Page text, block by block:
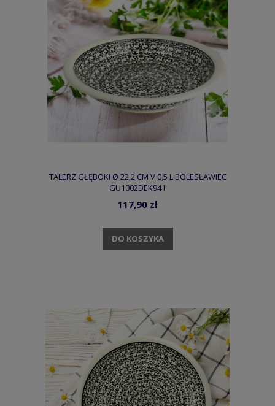
TALERZ GŁĘBOKI Ø 22,2 CM V 0,5 L BOLESŁAWIEC
GU1002DEK941
117,90 zł
DO KOSZYKA